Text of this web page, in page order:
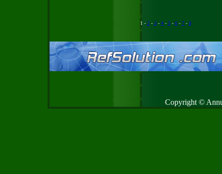
1 - 2- 3- 4- 5- 6- 7- 8
Copyright ©